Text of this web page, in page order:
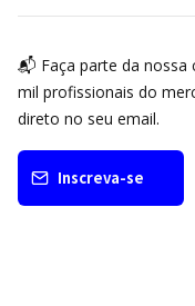
📬 Faça parte da nossa
mil profissionais do
direto no seu email.
Inscreva-se